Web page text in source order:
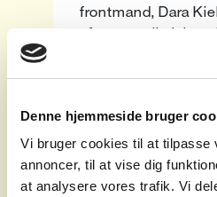
Denne hjemmeside bruger
Vi bruger cookies til at tilpasse
annoncer, til at vise dig
at analysere vores trafik. Vi
frontmand, Dara
ofte surrealistiske
over 10 år haft
deres hule hånd i
I 2015 skrev
Trade Records og
debutalbum